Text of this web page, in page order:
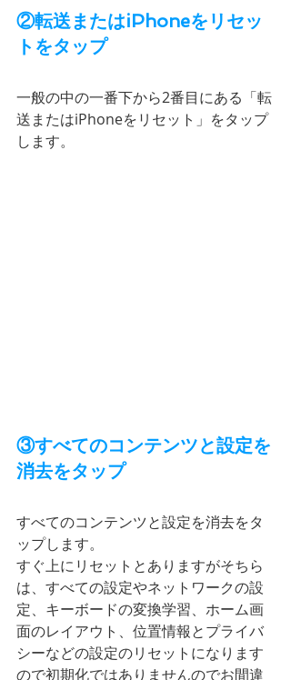
②転送またはiPhoneをリセッ
トをタップ
一般の中の一番下から2番目にある「転
送またはiPhoneをリセット」をタップ
します。
③すべてのコンテンツと設定を
消去をタップ
すべてのコンテンツと設定を消去をタ
ップします。
すぐ上にリセットとありますがそちら
は、すべての設定やネットワークの設
定、キーボードの変換学習、ホーム画
面のレイアウト、位置情報とプライバ
シーなどの設定のリセットになります
ので初期化ではありませんのでお間違